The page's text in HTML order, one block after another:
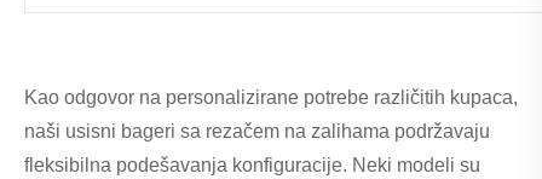
Kao odgovor na personalizirane potrebe različitih kupaca,
naši usisni bageri sa rezačem na zalihama podržavaju
fleksibilna podešavanja konfiguracije. Neki modeli su